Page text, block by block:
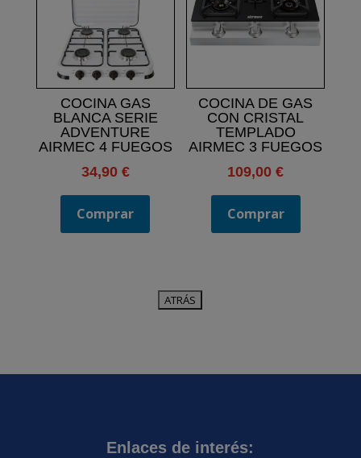
COCINA GAS
BLANCA SERIE
ADVENTURE
AIRMEC 4 FUEGOS
34,90 €
Comprar
COCINA DE GAS
CON CRISTAL
TEMPLADO
AIRMEC 3 FUEGOS
109,00€
Comprar
Enlaces de interés: